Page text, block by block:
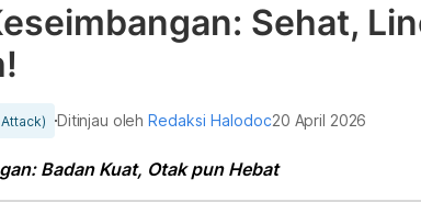
Sehat,
Ditinjau olehRedaksi Halodoc20 April 2026
Badan Kuat, Otak pun Hebat